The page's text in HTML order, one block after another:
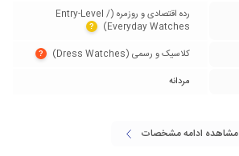
رده اقتصادی و روزمره (Entry-Level /
Everyday Watches)‏
?
کلاسیک و رسمی (Dress Watches)‏ ?
مردانه
مشاهده ادامه مشخصات